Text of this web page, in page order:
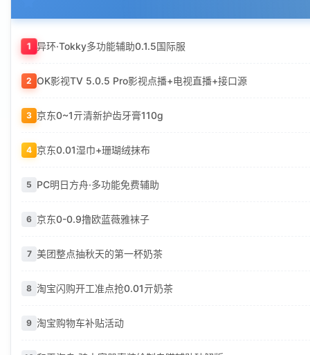
1 异环·Tokky多功能辅助0.1.5国际服
2 OK影视TV 5.0.5 Pro影视点播+电视直播+接口源
3 京东0~1亓清新护齿牙膏110g
4 京东0.01湿巾+珊瑚绒抹布
5 PC明日方舟·多功能免费辅助
6 京东0-0.9撸欧蓝薇雅袜子
7 美团整点抽秋天的第一杯奶茶
8 淘宝闪购开工准点抢0.01亓奶茶
9 淘宝购物车补贴活动